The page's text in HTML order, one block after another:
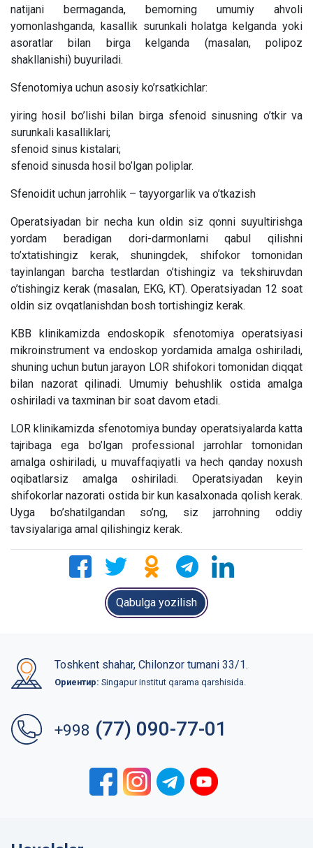
natijani bermaganda, bemorning umumiy ahvoli
yomonlashganda, kasallik surunkali holatga kelganda yoki
asoratlar bilan birga kelganda (masalan, polipoz
shakllanishi) buyuriladi.
Sfenotomiya uchun asosiy ko’rsatkichlar:
yiring hosil bo’lishi bilan birga sfenoid sinusning o’tkir va
surunkali kasalliklari;
sfenoid sinus kistalari;
sfenoid sinusda hosil bo’lgan poliplar.
Sfenoidit uchun jarrohlik – tayyorgarlik va o’tkazish
Operatsiyadan bir necha kun oldin siz qonni suyultirishga
yordam beradigan dori-darmonlarni qabul qilishni
to’xtatishingiz kerak, shuningdek, shifokor tomonidan
tayinlangan barcha testlardan o’tishingiz va tekshiruvdan
o’tishingiz kerak (masalan, EKG, KT). Operatsiyadan 12 soat
oldin siz ovqatlanishdan bosh tortishingiz kerak.
KBB klinikamizda endoskopik sfenotomiya operatsiyasi
mikroinstrument va endoskop yordamida amalga oshiriladi,
shuning uchun butun jarayon LOR shifokori tomonidan diqqat
bilan nazorat qilinadi. Umumiy behushlik ostida amalga
oshiriladi va taxminan bir soat davom etadi.
LOR klinikamizda sfenotomiya bunday operatsiyalarda katta
tajribaga ega bo’lgan professional jarrohlar tomonidan
amalga oshiriladi, u muvaffaqiyatli va hech qanday noxush
oqibatlarsiz amalga oshiriladi. Operatsiyadan keyin
shifokorlar nazorati ostida bir kun kasalxonada qolish kerak.
Uyga bo’shatilgandan so’ng, siz jarrohning oddiy
tavsiyalariga amal qilishingiz kerak.
Qabulga yozilish
Toshkent shahar, Chilonzor tumani 33/1.
Ориентир: Singapur institut qarama qarshisida.
+998 (77) 090-77-01